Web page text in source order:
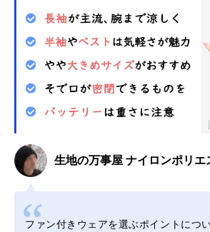
生地の万事屋 ナイロンポリエ
ファン付きウェアを選ぶポイントにつ